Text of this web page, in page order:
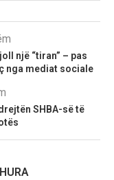
një “tiran” – pas
nga mediat sociale
SHBA-së të